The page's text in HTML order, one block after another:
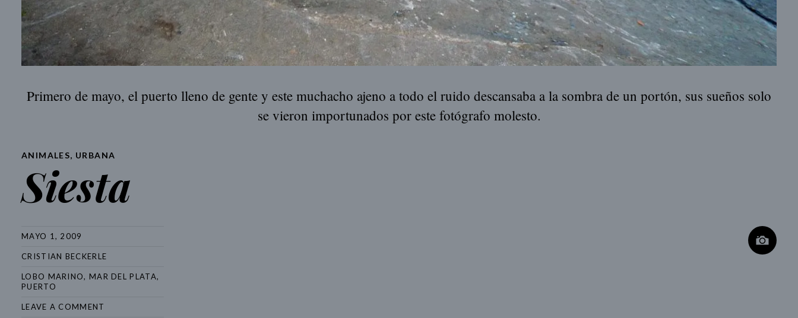
Primero de mayo, el puerto lleno de gente y este muchacho ajeno a todo el ruido descansaba a la sombra de un portón, sus sueños solo
se vieron importunados por este fotógrafo molesto.
ANIMALES, URBANA
Siesta
MAYO 1, 2009
CRISTIAN BECKERLE
LOBO MARINO, MAR DEL PLATA,
PUERTO
LEAVE A COMMENT